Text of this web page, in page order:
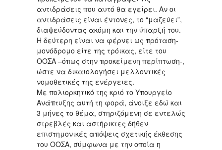
αντιδράσεις που αυτό θα εγείρει. Αν οι
αντιδράσεις είναι έντονες, το “μαζεύει”,
διαψεύδοντας ακόμη και την ύπαρξή του.
Η δεύτερη είναι να φέρνει ως πρόταση-
μονόδρομο είτε της τρόικας, είτε του
ΟΟΣΑ –όπως στην προκείμενη περίπτωση-,
ώστε να δικαιολογήσει μελλοντικές
νομοθετικές της ενέργειες.
Με πολιορκητικό της κριό το Υπουργείο
Ανάπτυξης αυτή τη φορά, άνοιξε εδώ και
3 μήνες το θέμα, στηριζόμενη σε εντελώς
στρεβλές και αστήρικτες δήθεν
επιστημονικές απόψεις σχετικής έκθεσης
του ΟΟΣΑ, σύμφωνα με την οποία η